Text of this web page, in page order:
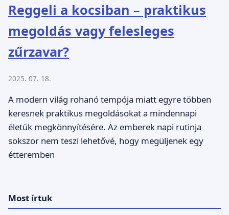
Reggeli a kocsiban – praktikus
megoldás vagy felesleges
zűrzavar?
2025. 07. 18.
A modern világ rohanó tempója miatt egyre többen
keresnek praktikus megoldásokat a mindennapi
életük megkönnyítésére. Az emberek napi rutinja
sokszor nem teszi lehetővé, hogy megüljenek egy
étteremben
Most írtuk